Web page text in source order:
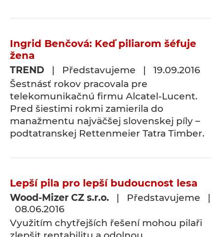
Ingrid Benčová: Keď piliarom šéfuje
žena
TREND | Představujeme | 19.09.2016
Šestnásť rokov pracovala pre
telekomunikačnú firmu Alcatel-Lucent.
Pred šiestimi rokmi zamierila do
manažmentu najväčšej slovenskej píly –
podtatranskej Rettenmeier Tatra Timber.
Lepší pila pro lepší budoucnost lesa
Wood-Mizer CZ s.r.o. | Představujeme |
08.06.2016
Využitím chytřejších řešení mohou pilaři